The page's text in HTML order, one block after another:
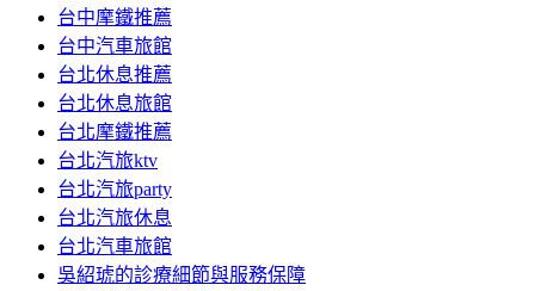
台中摩鐵推薦
台中汽車旅館
台北休息推薦
台北休息旅館
台北摩鐵推薦
台北汽旅ktv
台北汽旅party
台北汽旅休息
台北汽車旅館
吳紹琥的診療細節與服務保障